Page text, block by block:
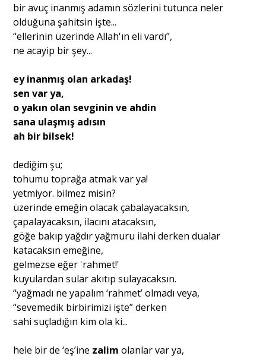
bir avuç inanmış adamın sözlerini tutunca neler
olduğuna şahitsin işte...
“ellerinin üzerinde Allah'ın eli vardı’’,
ne acayip bir şey...
ey inanmış olan arkadaş!
sen var ya,
o yakın olan sevginin ve ahdin
sana ulaşmış adısın
ah bir bilsek!
dediğim şu;
tohumu toprağa atmak var ya!
yetmiyor. bilmez misin?
üzerinde emeğin olacak çabalayacaksın,
çapalayacaksın, ilacını atacaksın,
göğe bakıp yağdır yağmuru ilahi derken dualar
katacaksın emeğine,
gelmezse eğer 'rahmet!'
kuyulardan sular akıtıp sulayacaksın.
“yağmadı ne yapalım ‘rahmet’ olmadı veya,
“sevemedik birbirimizi işte” derken
sahi suçladığın kim ola ki...
hele bir de ‘eş’ine zalimolanlar var ya,